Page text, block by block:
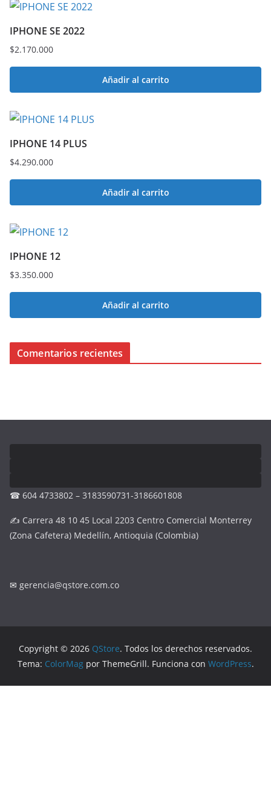
IPHONE SE 2022
$2.170.000
Añadir al carrito
IPHONE 14 PLUS
$4.290.000
Añadir al carrito
IPHONE 12
$3.350.000
Añadir al carrito
Comentarios recientes
☎ 604 4733802 – 3183590731-3186601808
✍ Carrera 48 10 45 Local 2203 Centro Comercial Monterrey
(Zona Cafetera) Medellín, Antioquia (Colombia)
✉ gerencia@qstore.com.co
Copyright © 2026 QStore. Todos los derechos reservados.
Tema: ColorMagpor ThemeGrill. Funciona con WordPress.